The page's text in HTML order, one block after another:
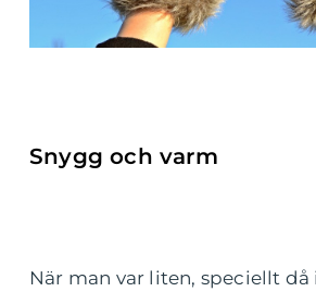
Snygg och varm
När man var liten, speciellt